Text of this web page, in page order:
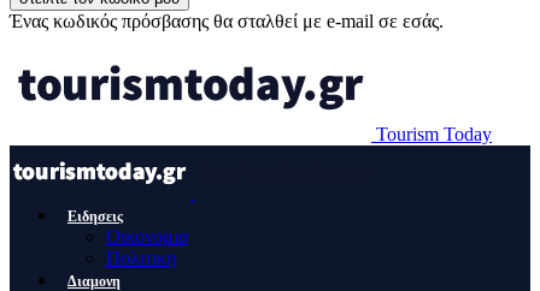
Ένας κωδικός πρόσβασης θα σταλθεί με e-mail σε εσάς.
Tourism Today
Ειδησεις
Οικονομια
Πολιτικη
Διαμονη